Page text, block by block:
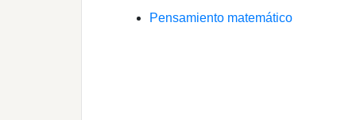
Pensamiento matemático